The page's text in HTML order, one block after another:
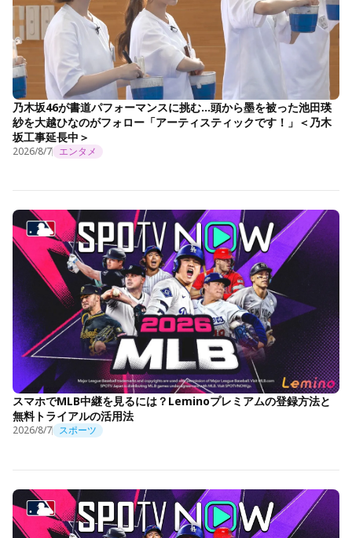
乃木坂46が書道パフォーマンスに挑む…頭から墨を被った池田瑛
紗を大越ひなのがフォロー「アーティスティックです！」＜乃木
坂工事延長中＞
2026/8/7 エンタメ
スマホでMLB中継を見るには？Leminoプレミアムの登録方法と
無料トライアルの活用法
2026/8/7 スポーツ